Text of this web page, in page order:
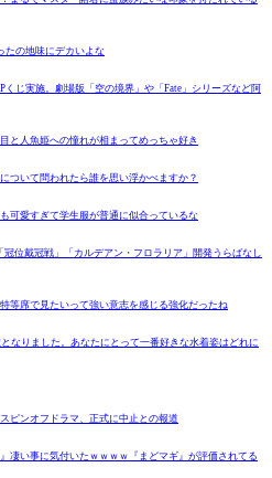
たの地味にデカいよな
くじ実施。劇場版「空の境界」や「Fate」シリーズなど阿
と人魚姫への憧れが相まってめっちゃ好き
ついて問われたら誰を思い浮かべますか？
可愛すぎて学生服が普通に似合っているな
冠位戴冠戦」「カルデアン・フロラリア」開発うらばなし
等席で見たいって強い意志を感じる強化だったね
なりました。あなたにとって一番好きな水着姿はどれに
ピンオフドラマ、正式に中止との報道
凄い事に気付いたｗｗｗｗ『まどマギ』が評価されてる